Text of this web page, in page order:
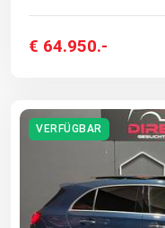
€ 64.950.-
VERFÜGBAR